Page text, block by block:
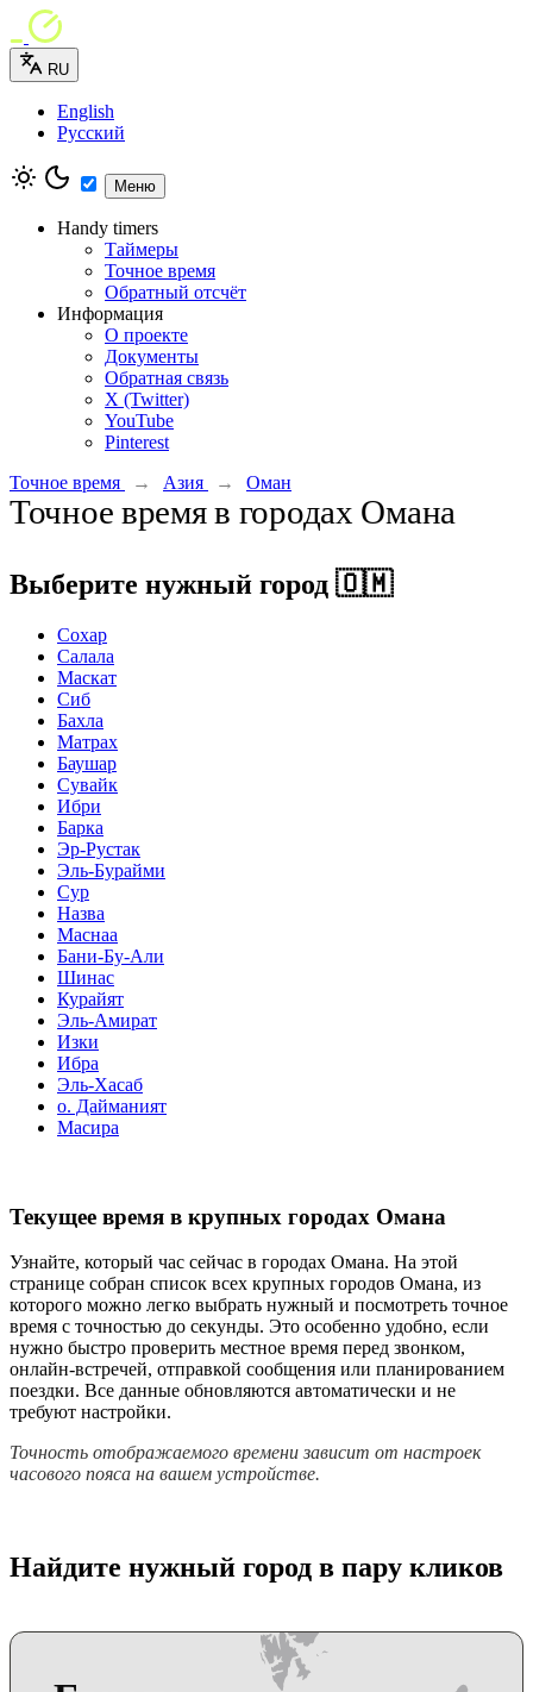
RU
English
Русский
Меню
Handy timers
Таймеры
Точное время
Обратный отсчёт
Информация
О проекте
Документы
Обратная связь
X (Twitter)
YouTube
Pinterest
Точное время
→ Азия → Оман
Точное время в городах Омана
Выберите нужный город 🇴🇲
Сохар
Салала
Маскат
Сиб
Бахла
Матрах
Баушар
Сувайк
Ибри
Барка
Эр-Рустак
Эль-Бурайми
Сур
Назва
Маснаа
Бани-Бу-Али
Шинас
Курайят
Эль-Амират
Изки
Ибра
Эль-Хасаб
о. Дайманият
Масира
Текущее время в крупных городах Омана
Узнайте, который час сейчас в городах Омана. На этой
странице собран список всех крупных городов Омана, из
которого можно легко выбрать нужный и посмотреть точное
время с точностью до секунды. Это особенно удобно, если
нужно быстро проверить местное время перед звонком,
онлайн-встречей, отправкой сообщения или планированием
поездки. Все данные обновляются автоматически и не
требуют настройки.
Точность отображаемого времени зависит от настроек
часового пояса на вашем устройстве.
Найдите нужный город в пару кликов